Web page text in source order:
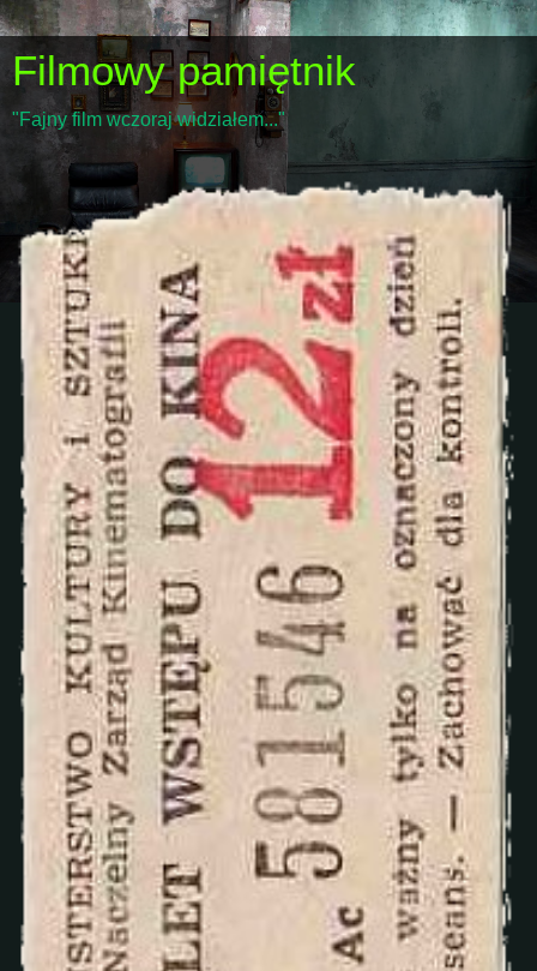
Filmowy pamiętnik
"Fajny film wczoraj widziałem..."